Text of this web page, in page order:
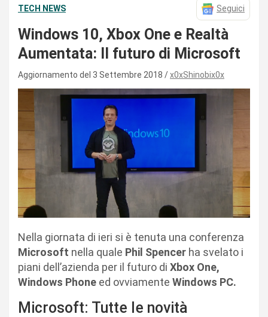
TECH NEWS Seguici
Windows 10, Xbox One e Realtà
Aumentata: Il futuro di Microsoft
Aggiornamento del 3 Settembre 2018 x0xShinobix0x
Nella giornata di ieri si è tenuta una conferenza
Microsoft nella quale Phil Spencer ha svelato i
piani dell’azienda per il futuro di Xbox One,
Windows Phone ed ovviamente Windows PC.
Microsoft: Tutte le novità